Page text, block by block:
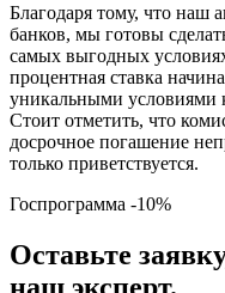
Благодаря тому, что наш
банков, мы готовы
самых выгодных
процентная ставка
уникальными условиями
Стоит отметить, что
досрочное погашение
только приветствуется.
Госпрограмма -10%
Оставьте
наш эксперт.